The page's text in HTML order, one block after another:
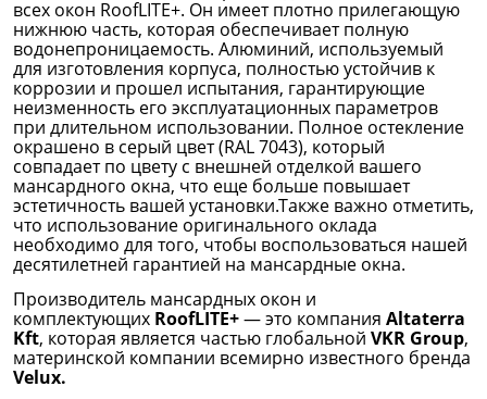
всех окон RoofLITE+. Он имеет плотно прилегающую
нижнюю часть, которая обеспечивает полную
водонепроницаемость. Алюминий, используемый
для изготовления корпуса, полностью устойчив к
коррозии и прошел испытания, гарантирующие
неизменность его эксплуатационных параметров
при длительном использовании. Полное остекление
окрашено в серый цвет (RAL 7043), который
совпадает по цвету с внешней отделкой вашего
мансардного окна, что еще больше повышает
эстетичность вашей установки.Также важно отметить,
что использование оригинального оклада
необходимо для того, чтобы воспользоваться нашей
десятилетней гарантией на мансардные окна.
Производитель мансардных окон и
комплектующих RoofLITE+— это компания Altaterra
Kft, которая является частью глобальной VKR Group,
материнской компании всемирно известного бренда
Velux.